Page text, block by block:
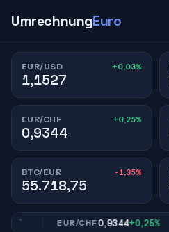
UmrechnungEuro
EUR/USD +0,03%
1,1527
EUR/CHF +0,25%
0,9344
BTC/EUR -1,35%
55.718,75
EUR/CHF0,9344+0,25%